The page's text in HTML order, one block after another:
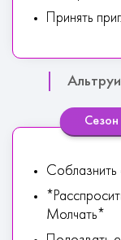
Принять
Сезон
Соблазнить
Молчать*